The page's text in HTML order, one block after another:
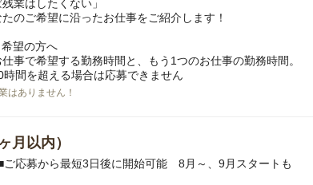
残業はしたくない」
のご希望に沿ったお仕事をご紹介します！
望の方へ
事で希望する勤務時間と、もう1つのお仕事の勤務時間。
時間を超える場合は応募できません
はありません！
月以内）
応募から最短3日後に開始可能 8月～、9月スタートも